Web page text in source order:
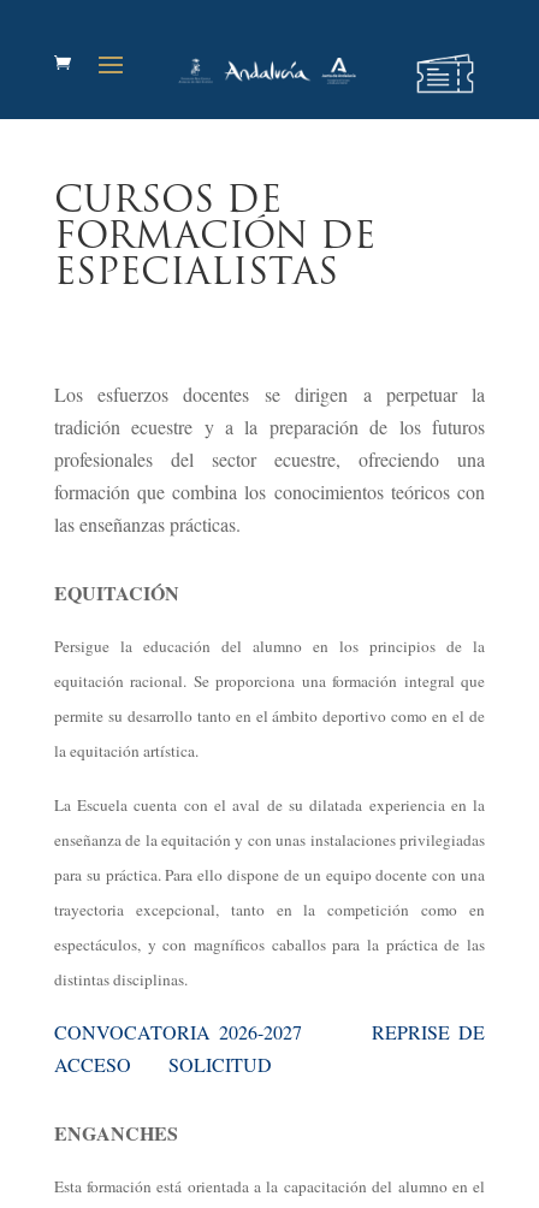
CURSOS DE
FORMACIÓN DE
ESPECIALISTAS
Los esfuerzos docentes se dirigen a perpetuar la
tradición ecuestre y a la preparación de los futuros
profesionales del sector ecuestre, ofreciendo una
formación que combina los conocimientos teóricos con
las enseñanzas prácticas.
EQUITACIÓN
Persigue la educación del alumno en los principios de la
equitación racional. Se proporciona una formación integral que
permite su desarrollo tanto en el ámbito deportivo como en el de
la equitación artística.
La Escuela cuenta con el aval de su dilatada experiencia en la
enseñanza de la equitación y con unas instalaciones privilegiadas
para su práctica. Para ello dispone de un equipo docente con una
trayectoria excepcional, tanto en la competición como en
espectáculos, y con magníficos caballos para la práctica de las
distintas disciplinas.
CONVOCATORIA 2026-2027
REPRISE DE
ACCESO
SOLICITUD
ENGANCHES
Esta formación está orientada a la capacitación del alumno en el